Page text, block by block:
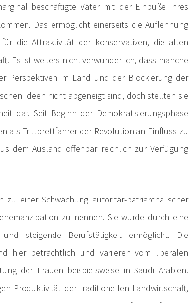
beschäftigte Väter mit der Einbuße ihres
Das ermöglicht einerseits die Auflehnung
die Attraktivität der konservativen, die alten
Es ist weiters nicht verwunderlich, dass manche
Perspektiven im Land und der Blockierung der
Ideen nicht abgeneigt sind, doch stellten sie
dar. Seit Beginn der Demokratisierungsphase
als Trittbrettfahrer der Revolution an Einfluss zu
dem Ausland offenbar reichlich zur Verfügung
zu einer Schwächung autoritär-patriarchalischer
zu nennen. Sie wurde durch eine
steigende Berufstätigkeit ermöglicht. Die
hier beträchtlich und variieren vom liberalen
der Frauen beispielsweise in Saudi Arabien.
Produktivität der traditionellen Landwirtschaft,